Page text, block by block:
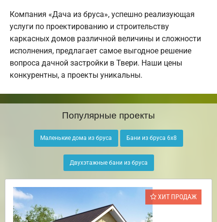
Компания «Дача из бруса», успешно реализующая
услуги по проектированию и строительству
каркасных домов различной величины и сложности
исполнения, предлагает самое выгодное решение
вопроса дачной застройки в Твери. Наши цены
конкурентны, а проекты уникальны.
Популярные проекты
Маленькие дома из бруса Бани из бруса 6х8
Двухэтажные бани из бруса
ХИТ ПРОДАЖ